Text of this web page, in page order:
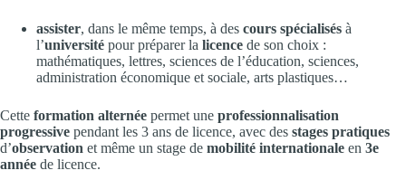
assister, dans le même temps, à des cours spécialisés à
l’université pour préparer la licence de son choix :
mathématiques, lettres, sciences de l’éducation, sciences,
administration économique et sociale, arts plastiques…
Cette formation alternée permet une professionnalisation
progressive pendant les 3 ans de licence, avec des stages pratiques
d’observation et même un stage de mobilité internationale en 3e
année de licence.